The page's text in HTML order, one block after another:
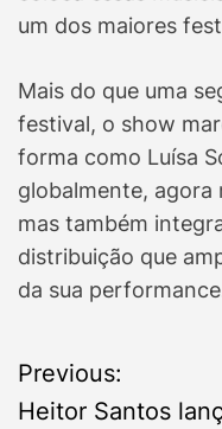
um dos maiores
Mais do que uma
festival, o show
forma como Luísa
globalmente, agora
mas também
distribuição que
da sua
P
Previous:
Heitor Santos